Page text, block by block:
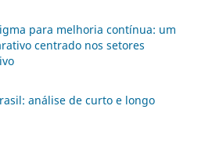
para melhoria contínua: um
centrado nos setores
análise de curto e longo